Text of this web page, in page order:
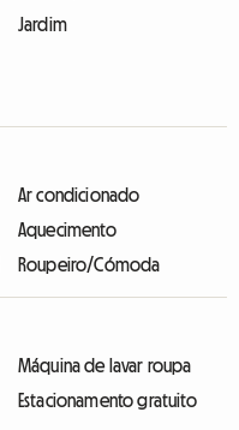
Jardim
Ar condicionado
Aquecimento
Roupeiro/Cómoda
Máquina de lavar roupa
Estacionamento gratuito